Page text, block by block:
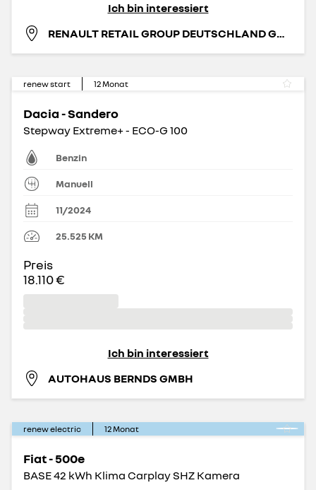
Ich bin interessiert
RENAULT RETAIL GROUP DEUTSCHLAND GMBH
renew start 12Monat
Dacia - Sandero
Stepway Extreme+ - ECO-G 100
Benzin
Manuell
11/2024
25.525 KM
Preis
18.110 €
Ich bin interessiert
AUTOHAUS BERNDS GMBH
renew electric 12Monat
Fiat - 500e
BASE 42 kWh Klima Carplay SHZ Kamera